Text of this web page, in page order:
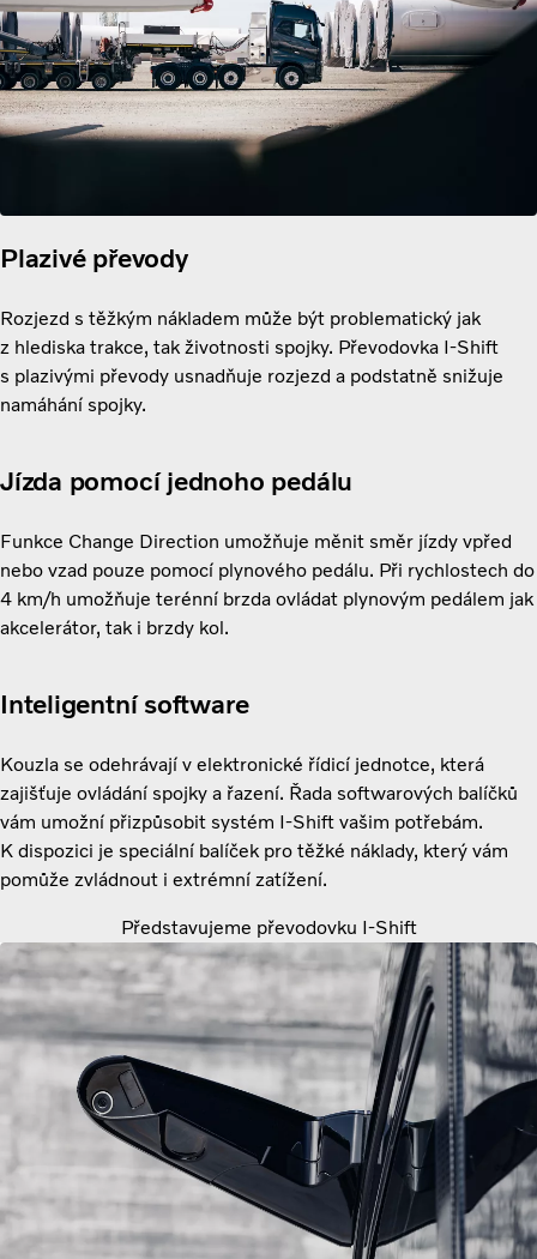
Plazivé převody
Rozjezd s těžkým nákladem může být problematický jak
z hlediska trakce, tak životnosti spojky. Převodovka I-Shift
s plazivými převody usnadňuje rozjezd a podstatně snižuje
namáhání spojky.
Jízda pomocí jednoho pedálu
Funkce Change Direction umožňuje měnit směr jízdy vpřed
nebo vzad pouze pomocí plynového pedálu. Při rychlostech do
4 km/h umožňuje terénní brzda ovládat plynovým pedálem jak
akcelerátor, tak i brzdy kol.
Inteligentní software
Kouzla se odehrávají v elektronické řídicí jednotce, která
zajišťuje ovládání spojky a řazení. Řada softwarových balíčků
vám umožní přizpůsobit systém I-Shift vašim potřebám.
K dispozici je speciální balíček pro těžké náklady, který vám
pomůže zvládnout i extrémní zatížení.
Představujeme převodovku I-Shift